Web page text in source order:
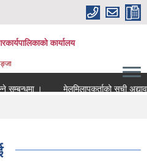
कार्यालय
।